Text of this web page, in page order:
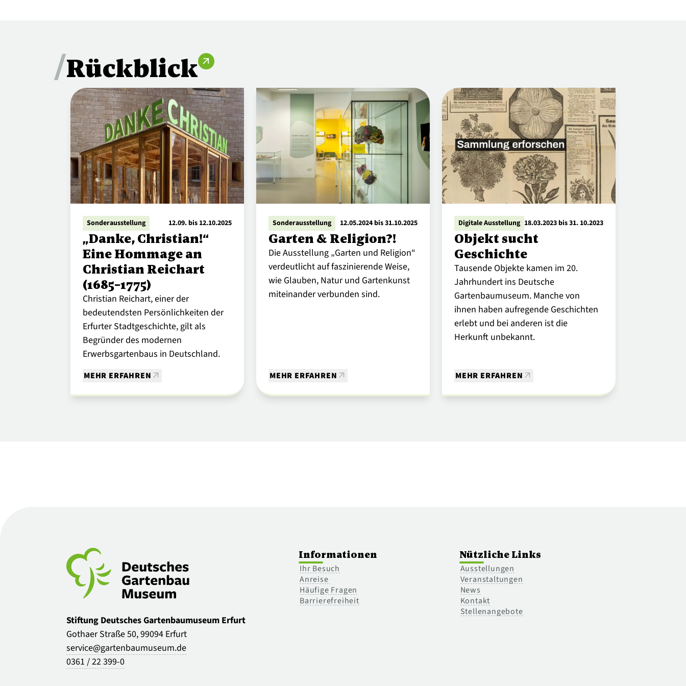
/Rückblick arrow_outward
Sonderausstellung 12.09. bis 12.10.2025
„Danke, Christian!“
Eine Hommage an
Christian Reichart
(1685–1775)
Christian Reichart, einer der
bedeutendsten Persönlichkeiten der
Erfurter Stadtgeschichte, gilt als
Begründer des modernen
Erwerbsgartenbaus in Deutschland.
MEHR ERFAHREN
Sonderausstellung 12.05.2024 bis 31.10.2025
Garten & Religion?!
Die Ausstellung „Garten und Religion“
verdeutlicht auf faszinierende Weise,
wie Glauben, Natur und Gartenkunst
miteinander verbunden sind.
MEHR ERFAHREN
Digitale Ausstellung 18.03.2023 bis 31. 10.2023
Objekt sucht
Geschichte
Tausende Objekte kamen im 20.
Jahrhundert ins Deutsche
Gartenbaumuseum. Manche von
ihnen haben aufregende Geschichten
erlebt und bei anderen ist die
Herkunft unbekannt.
MEHR ERFAHREN
Stiftung Deutsches Gartenbaumuseum Erfurt
Gothaer Straße 50, 99094 Erfurt
service@gartenbaumuseum.de
0361 / 22 399-0
Informationen
Ihr Besuch
Anreise
Häufige Fragen
Barrierefreiheit
Nützliche Links
Ausstellungen
Veranstaltungen
News
Kontakt
Stellenangebote